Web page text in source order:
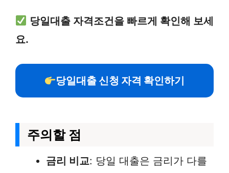
당일대출 자격조건을 빠르게 확인해 보세
요.
당일대출 신청 자격 확인하기
주의할 점
금리 비교: 당일 대출은 금리가 다를